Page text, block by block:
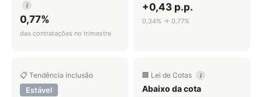
i
0,77%
das contratações no trimestre
+0,43 p.p.
0,34% → 0,77%
📋 Tendência inclusão
Estável
🏢 Lei de Cotas i
Abaixo da cota